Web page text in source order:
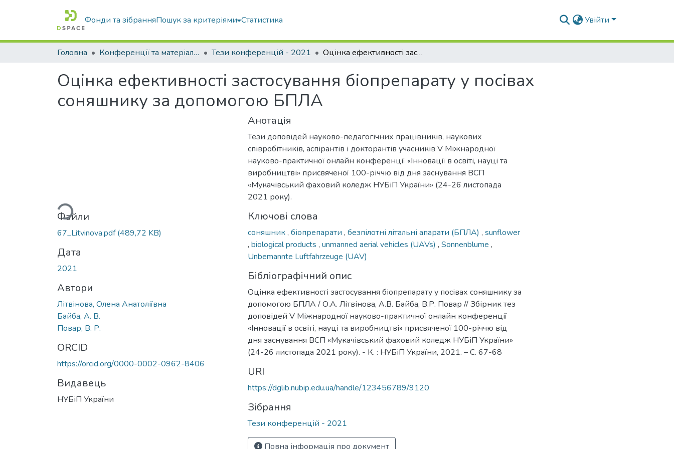
Фонди та зібранняПошук за критеріями Статистика Увійти
Головна Конференції та матеріали конференцій Тези конференцій - 2021 Оцінка ефективності застосування біопрепарату у посівах соняшнику за допомогою БПЛА
Оцінка ефективності застосування біопрепарату у посівах
соняшнику за допомогою БПЛА
Вантажиться...
Файли
67_Litvinova.pdf(489,72 KB)
Дата
2021
Автори
Літвінова, Олена Анатоліївна
Байба, А. В.
Повар, В. Р.
ORCID
https://orcid.org/0000-0002-0962-8406
Видавець
НУБіП України
Анотація
Тези доповідей науково-педагогічних працівників, наукових
співробітників, аспірантів і докторантів учасників V Міжнародної
науково-практичної онлайн конференції «Інновації в освіті, науці та
виробництві» присвяченої 100-річчю від дня заснування ВСП
«Мукачівський фаховий коледж НУБіП України» (24-26 листопада
2021 року).
Ключові слова
соняшник, біопрепарати , безпілотні літальні апарати (БПЛА) , sunflower
, biological products , unmanned aerial vehicles (UAVs) , Sonnenblume ,
Unbemannte Luftfahrzeuge (UAV)
Бібліографічний опис
Оцінка ефективності застосування біопрепарату у посівах соняшнику за
допомогою БПЛА / О.А. Літвінова, А.В. Байба, В.Р. Повар // Збірник тез
доповідей V Міжнародної науково-практичної онлайн конференції
«Інновації в освіті, науці та виробництві» присвяченої 100-річчю від
дня заснування ВСП «Мукачівський фаховий коледж НУБіП України»
(24-26 листопада 2021 року). - К. : НУБіП України, 2021. – С. 67-68
URI
https://dglib.nubip.edu.ua/handle/123456789/9120
Зібрання
Тези конференцій - 2021
Повна інформація про документ